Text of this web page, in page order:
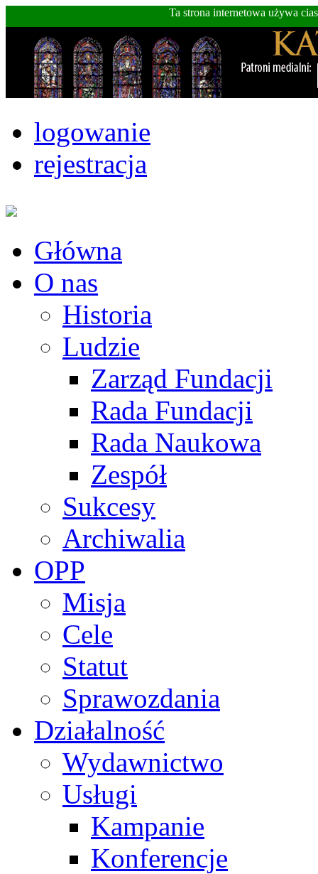
Ta strona internetowa używa
logowanie
rejestracja
Główna
O nas
Historia
Ludzie
Zarząd Fundacji
Rada Fundacji
Rada Naukowa
Zespół
Sukcesy
Archiwalia
OPP
Misja
Cele
Statut
Sprawozdania
Działalność
Wydawnictwo
Usługi
Kampanie
Konferencje